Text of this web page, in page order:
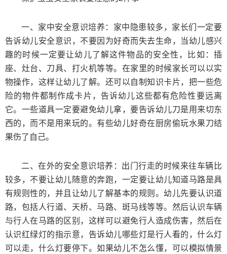
一、家中安全意识培养：家中隐患较多，家长们一定要
告诉幼儿安全意识，不要因为好奇而失去生命，当幼儿感兴
趣的时候一定要让幼儿了解这件物品的安全性，比如：插
座、灶台、刀具、打火机等等。在家里的时候家长可以以实
物操作，这样让幼儿了解。还可以自制知识卡片，把一些危
险的物件都制作成卡片，告诉幼儿这些都有危险性要远离
它。一些道具一定要避免幼儿拿，要告诉幼儿刀是用来切东
西的，而不是用来玩的。有些幼儿好奇在厨房偷玩水果刀结
果伤了自己。
二、在外的安全意识培养：出门行走的时候来往车辆比
较多，不要让幼儿随意的奔跑，一定要让幼儿知道马路是具
有规则性的，并且让幼儿了解基本的规则。幼儿先要认识道
路，包括人行道、天桥、马路、斑马线等等。然后认识车辆
与行人在马路的区别，这样可以避免行人造成伤害，然后在
认识红绿灯的指示意，告诉幼儿哪些灯是行人看的，什么灯
可以走，什么灯要停下。如果幼儿不怎么懂，可以模拟情景